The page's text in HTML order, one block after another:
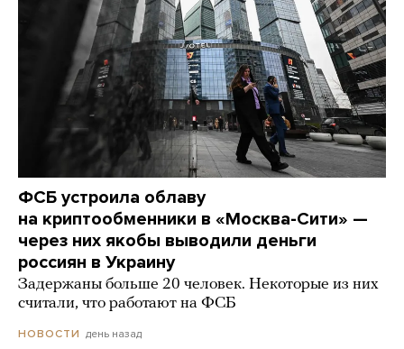
ФСБ устроила облаву
на криптообменники в «Москва-Сити» —
через них якобы выводили деньги
россиян в Украину
Задержаны больше 20 человек. Некоторые из них
считали, что работают на ФСБ
НОВОСТИ день назад